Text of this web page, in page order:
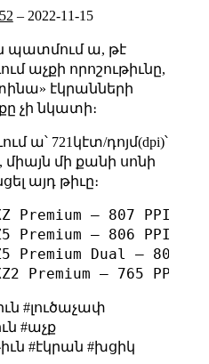
– 2022-11-15
պատմում ա, թէ
աչքի որոշութիւնը,
էկրանների
չի նկատի։
ա՝ 721կէտ/դոյմ(dpi)՝
մի քանի սոնի
այդ թիւը։
Premium — 807 PPI
Premium — 806 PPI
Premium Dual — 801
#լուծաչափ
#աչք
#էկրան #խցիկ